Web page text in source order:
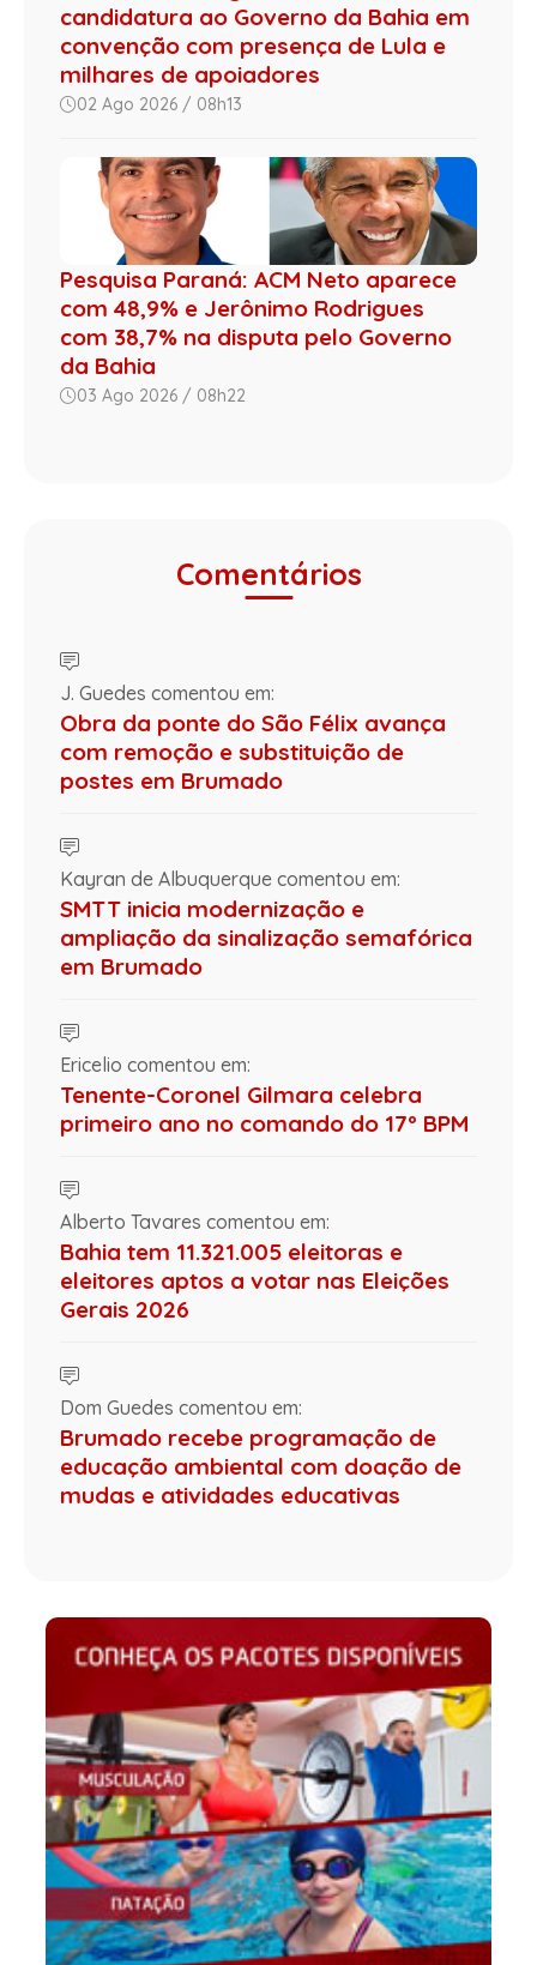
candidatura ao Governo da Bahia em
convenção com presença de Lula e
milhares de apoiadores
02 Ago 2026 / 08h13
Pesquisa Paraná: ACM Neto aparece
com 48,9% e Jerônimo Rodrigues
com 38,7% na disputa pelo Governo
da Bahia
03 Ago 2026 / 08h22
Comentários
J. Guedes comentou em:
Obra da ponte do São Félix avança
com remoção e substituição de
postes em Brumado
Kayran de Albuquerque comentou em:
SMTT inicia modernização e
ampliação da sinalização semafórica
em Brumado
Ericelio comentou em:
Tenente-Coronel Gilmara celebra
primeiro ano no comando do 17º BPM
Alberto Tavares comentou em:
Bahia tem 11.321.005 eleitoras e
eleitores aptos a votar nas Eleições
Gerais 2026
Dom Guedes comentou em:
Brumado recebe programação de
educação ambiental com doação de
mudas e atividades educativas